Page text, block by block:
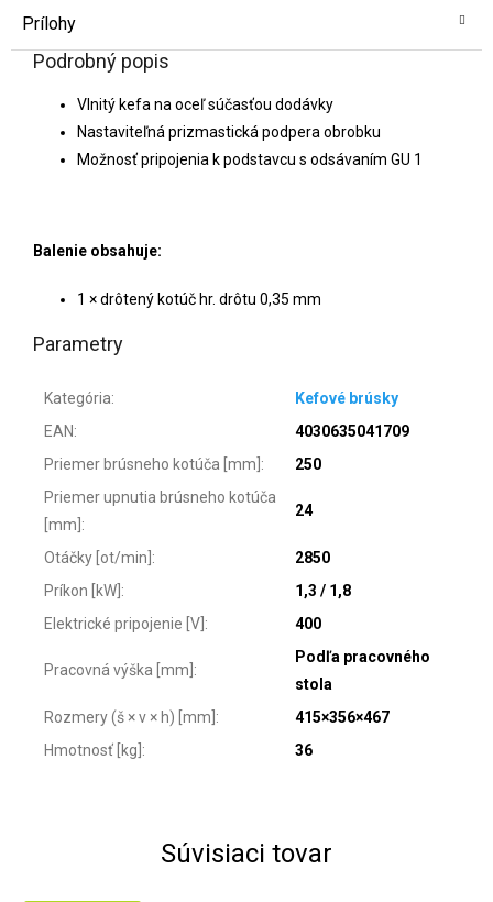
Prílohy
Podrobný popis
Vlnitý kefa na oceľ súčasťou dodávky
Nastaviteľná prizmastická podpera obrobku
Možnosť pripojenia k podstavcu s odsávaním GU 1
Balenie obsahuje:
1 × drôtený kotúč hr. drôtu 0,35 mm
Parametry
Kategória:
Kefové brúsky
EAN:
4030635041709
Priemer brúsneho kotúča [mm] :
250
Priemer upnutia brúsneho kotúča
[mm] :
24
Otáčky [ot/min] :
2850
Príkon [kW] :
1,3 / 1,8
Elektrické pripojenie [V] : 400
Pracovná výška [mm] :
Podľa pracovného
stola
Rozmery (š × v × h) [mm] :
415×356×467
Hmotnosť [kg] : 36
Súvisiaci tovar